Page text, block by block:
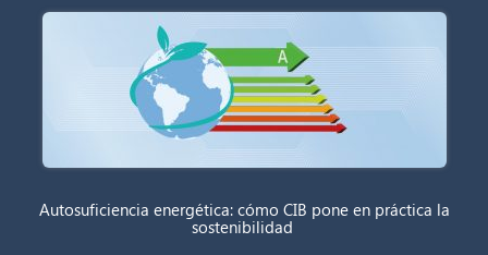
Autosuficiencia energética: cómo CIB pone en práctica la
sostenibilidad